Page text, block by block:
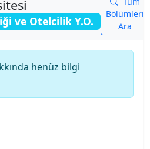
ve Tasarım Üniversitesi
ve Otelcilik Y.O.
Bölümleri
Ara
henüz bilgi